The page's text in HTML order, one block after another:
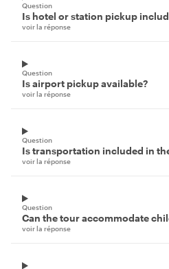
Question
Is hotel or station pickup
voir la réponse
Question
Is airport pickup available?
voir la réponse
Question
Is transportation included in
voir la réponse
Question
Can the tour accommodate
voir la réponse